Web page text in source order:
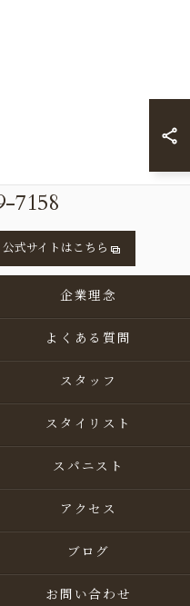
7158
公式サイトはこちら
企業理念
よくある質問
スタッフ
スタイリスト
スパニスト
アクセス
ブログ
お問い合わせ